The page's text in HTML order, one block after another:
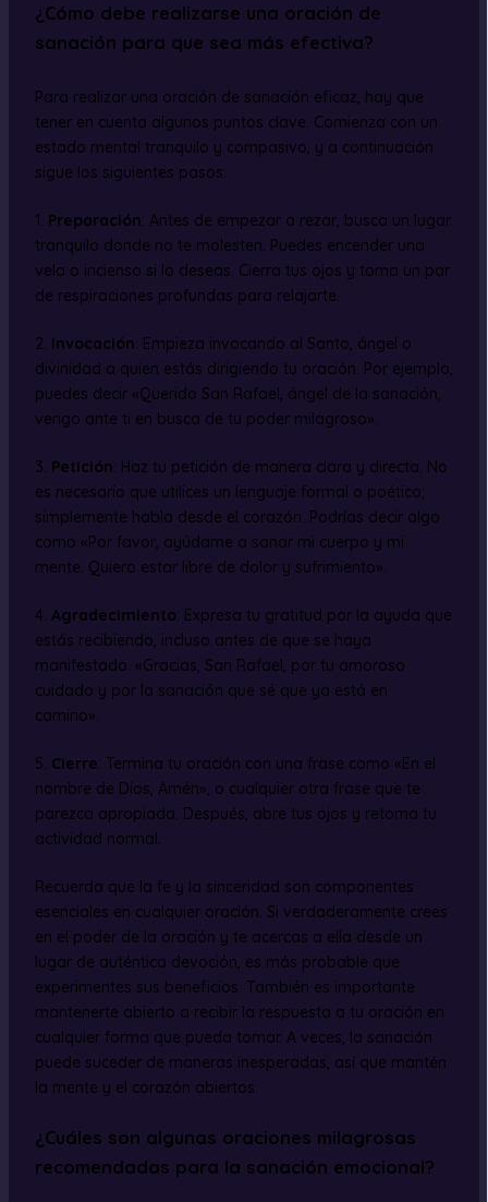
¿Cómo debe realizarse una oración de
sanación para que sea más efectiva?
Para realizar una oración de sanación eficaz, hay que
tener en cuenta algunos puntos clave. Comienza con un
estado mental tranquilo y compasivo, y a continuación
sigue los siguientes pasos:
1. Preparación: Antes de empezar a rezar, busca un lugar
tranquilo donde no te molesten. Puedes encender una
vela o incienso si lo deseas. Cierra tus ojos y toma un par
de respiraciones profundas para relajarte.
2. Invocación: Empieza invocando al Santo, ángel o
divinidad a quien estás dirigiendo tu oración. Por ejemplo,
puedes decir «Querido San Rafael, ángel de la sanación,
vengo ante ti en busca de tu poder milagroso».
3. Petición: Haz tu petición de manera clara y directa. No
es necesario que utilices un lenguaje formal o poético;
simplemente habla desde el corazón. Podrías decir algo
como «Por favor, ayúdame a sanar mi cuerpo y mi
mente. Quiero estar libre de dolor y sufrimiento».
4. Agradecimiento: Expresa tu gratitud por la ayuda que
estás recibiendo, incluso antes de que se haya
manifestado. «Gracias, San Rafael, por tu amoroso
cuidado y por la sanación que sé que ya está en
camino».
5. Cierre: Termina tu oración con una frase como «En el
nombre de Dios, Amén», o cualquier otra frase que te
parezca apropiada. Después, abre tus ojos y retoma tu
actividad normal.
Recuerda que la fe y la sinceridad son componentes
esenciales en cualquier oración. Si verdaderamente crees
en el poder de la oración y te acercas a ella desde un
lugar de auténtica devoción, es más probable que
experimentes sus beneficios. También es importante
mantenerte abierto a recibir la respuesta a tu oración en
cualquier forma que pueda tomar. A veces, la sanación
puede suceder de maneras inesperadas, así que mantén
la mente y el corazón abiertos.
¿Cuáles son algunas oraciones milagrosas
recomendadas para la sanación emocional?